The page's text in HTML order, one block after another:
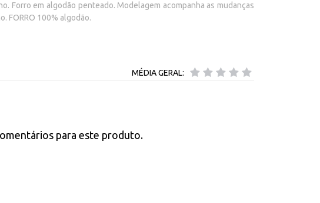
Forro em algodão penteado. Modelagem acompanha as mudanças
FORRO 100% algodão.
MÉDIA GERAL:
para este produto.